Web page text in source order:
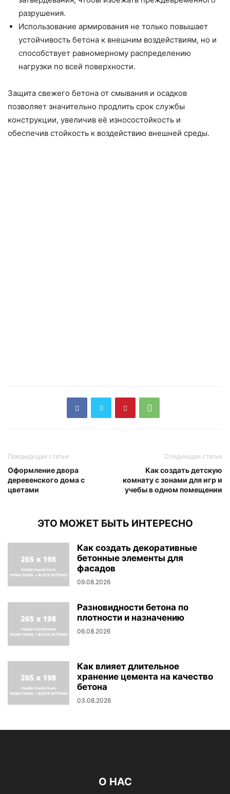
разрушения.
Использование армирования не только повышает
устойчивость бетона к внешним воздействиям, но и
способствует равномерному распределению
нагрузки по всей поверхности.
Защита свежего бетона от смывания и осадков
позволяет значительно продлить срок службы
конструкции, увеличив её износостойкость и
обеспечив стойкость к воздействию внешней среды.
Предыдущая статья
Оформление двора
деревенского дома с
цветами
Следующая статья
Как создать детскую
комнату с зонами для игр и
учебы в одном помещении
ЭТО МОЖЕТ БЫТЬ ИНТЕРЕСНО
Как создать декоративные
бетонные элементы для
фасадов
09.08.2026
Разновидности бетона по
плотности и назначению
06.08.2026
Как влияет длительное
хранение цемента на качество
бетона
03.08.2026
О НАС